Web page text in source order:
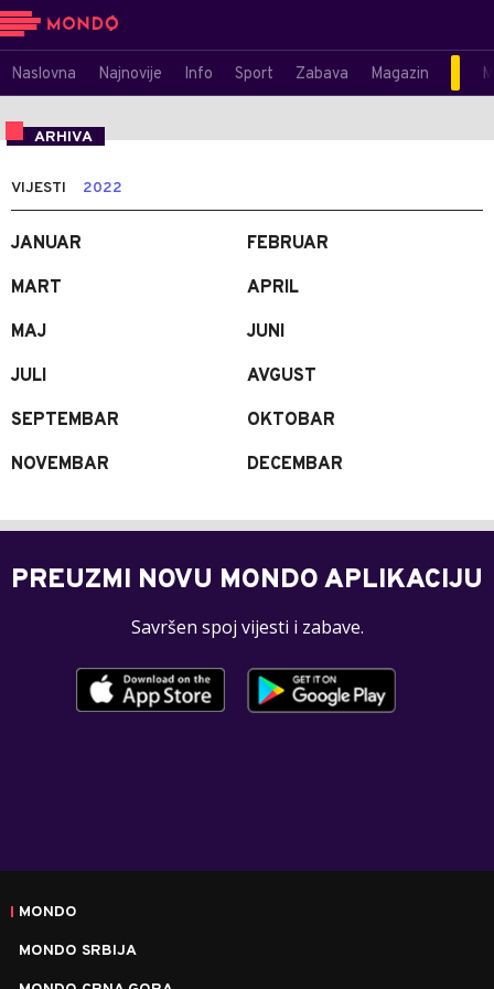
Naslovna Najnovije Info Sport Zabava Magazin
ARHIVA
VIJESTI 2022
JANUAR
FEBRUAR
MART
APRIL
MAJ
JUNI
JULI
AVGUST
SEPTEMBAR
OKTOBAR
NOVEMBAR
DECEMBAR
PREUZMI NOVU MONDO APLIKACIJU
Savršen spoj vijesti i zabave.
MONDO
MONDO SRBIJA